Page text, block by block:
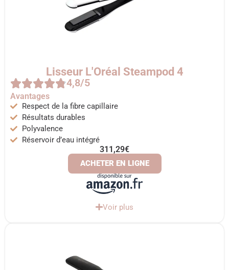
Lisseur L'Oréal Steampod 4
4,8/5
Avantages
Respect de la fibre capillaire
Résultats durables
Polyvalence
Réservoir d’eau intégré
311,29€
ACHETER EN LIGNE
Voir plus